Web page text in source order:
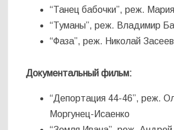
“Танец бабочки”, реж.
“Туманы”, реж. Владимир
“Фаза”, реж. Николай Засеев
Документальный фильм:
“Депортация 44-46”, реж.
Моргунец-Исаенко